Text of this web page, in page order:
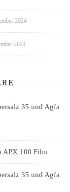
2024
2024
35 und Agfa
APX 100 Film
35 und Agfa